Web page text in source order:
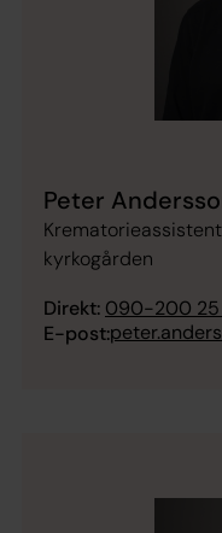
Peter
kyrkogården
Direkt: 090-200 25
E-post: